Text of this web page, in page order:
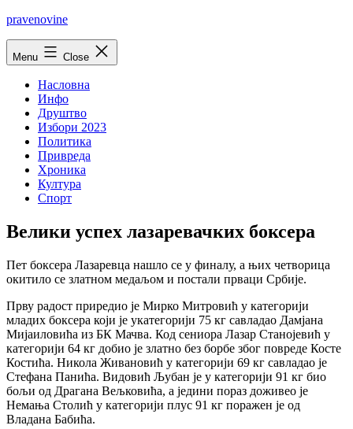
Skip
pravenovine
Menu Close
Насловна
Инфо
Друштво
Избори 2023
Политика
Привреда
Хроника
Култура
Спорт
Велики успех лазаревачких боксера
Пет боксера Лазаревца нашло се у финалу, а њих четворица
окитило се златном медаљом и постали прваци Србије.
Прву радост приредио је Мирко Митровић у категорији
младих боксера који је укатегорији 75 кг савладао Дамјана
Мијаиловића из БК Мачва. Код сениора Лазар Станојевић у
категорији 64 кг добио је златно без борбе због повреде Косте
Костића. Никола Живановић у категорији 69 кг савладао је
Стефана Панића. Видовић Љубан је у категорији 91 кг био
бољи од Драгана Вељковића, а једини пораз доживео је
Немања Столић у категорији плус 91 кг поражен је од
Владана Бабића.